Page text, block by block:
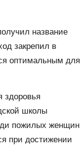
название
закрепил в
оптимальным для
здоровья
школы
пожилых женщин
при достижении